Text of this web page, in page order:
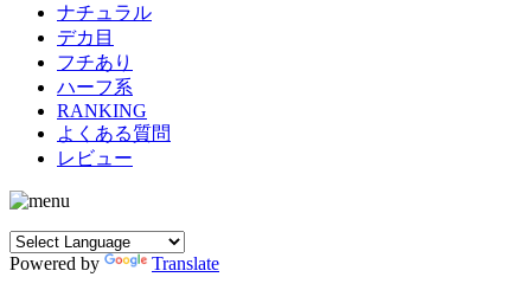
ナチュラル
デカ目
フチあり
ハーフ系
RANKING
よくある質問
レビュー
Powered by Translate